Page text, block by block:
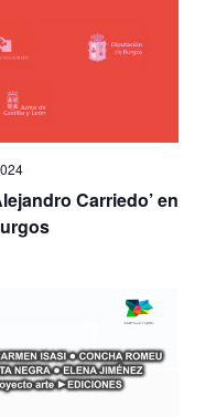
Carriedo’ en